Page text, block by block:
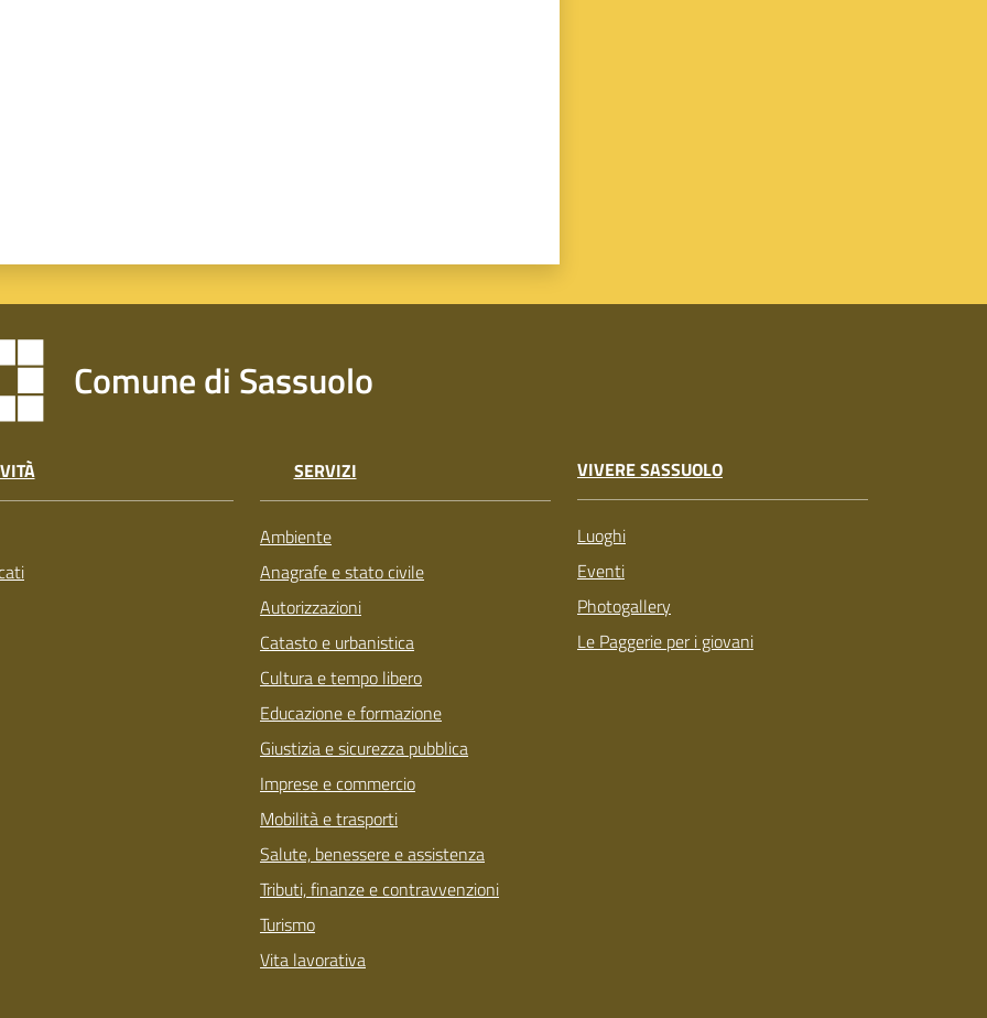
Comune di Sassuolo
SERVIZI
Ambiente
Anagrafe e stato civile
Autorizzazioni
Catasto e urbanistica
Cultura e tempo libero
Educazione e formazione
Giustizia e sicurezza pubblica
Imprese e commercio
Mobilità e trasporti
Salute, benessere e assistenza
Tributi, finanze e contravvenzioni
Turismo
Vita lavorativa
VIVERE SASSUOLO
Luoghi
Eventi
Photogallery
Le Paggerie per i giovani